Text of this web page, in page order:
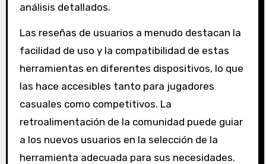
análisis detallados.
Las reseñas de usuarios a menudo destacan la
facilidad de uso y la compatibilidad de estas
herramientas en diferentes dispositivos, lo que
las hace accesibles tanto para jugadores
casuales como competitivos. La
retroalimentación de la comunidad puede guiar
a los nuevos usuarios en la selección de la
herramienta adecuada para sus necesidades.